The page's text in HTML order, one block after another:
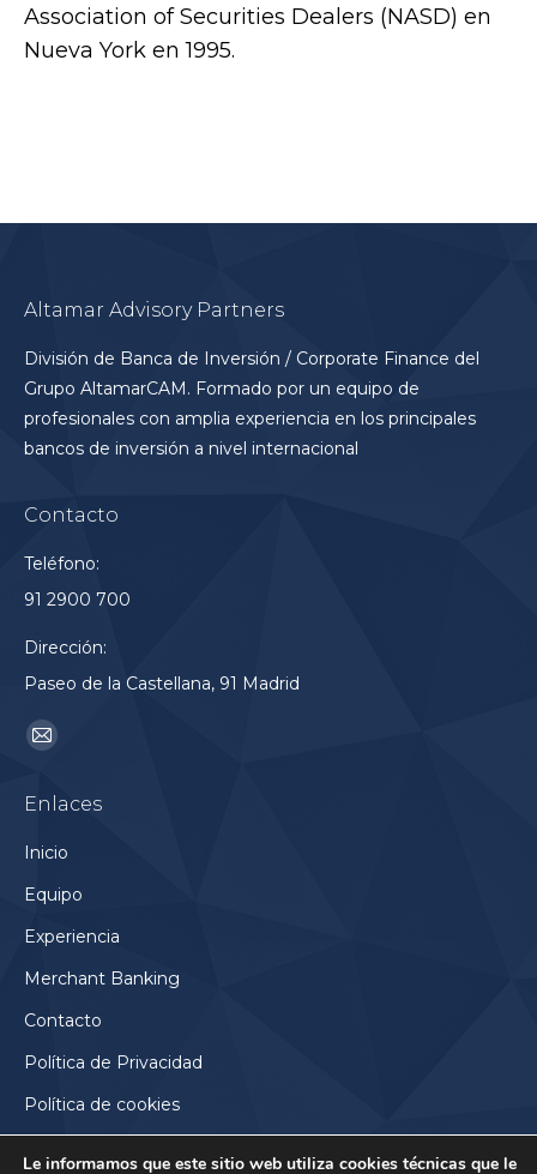
Association of Securities Dealers (NASD) en
Nueva York en 1995.
Altamar Advisory Partners
División de Banca de Inversión / Corporate Finance del
Grupo AltamarCAM. Formado por un equipo de
profesionales con amplia experiencia en los principales
bancos de inversión a nivel internacional
Contacto
Teléfono:
91 2900 700
Dirección:
Paseo de la Castellana, 91 Madrid
Encuéntranos en:
Mail
opens
in
window
Enlaces
Inicio
Equipo
Experiencia
Merchant Banking
Contacto
Política de Privacidad
Política de cookies
Le informamos que este sitio web utiliza cookies técnicas que le